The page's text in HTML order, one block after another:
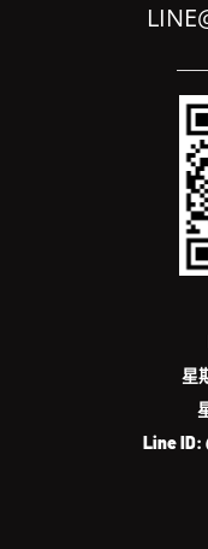
星
Line ID: